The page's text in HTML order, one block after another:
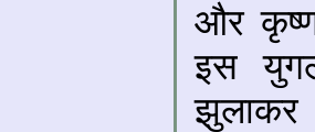
और
इस
झुलाकर